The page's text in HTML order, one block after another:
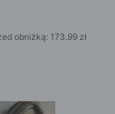
obniżką: 173.99 zł